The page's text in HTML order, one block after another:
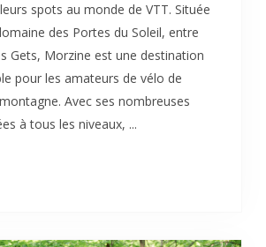
spots au monde de VTT. Située
des Portes du Soleil, entre
Gets, Morzine est une destination
pour les amateurs de vélo de
Avec ses nombreuses
à tous les niveaux, ...